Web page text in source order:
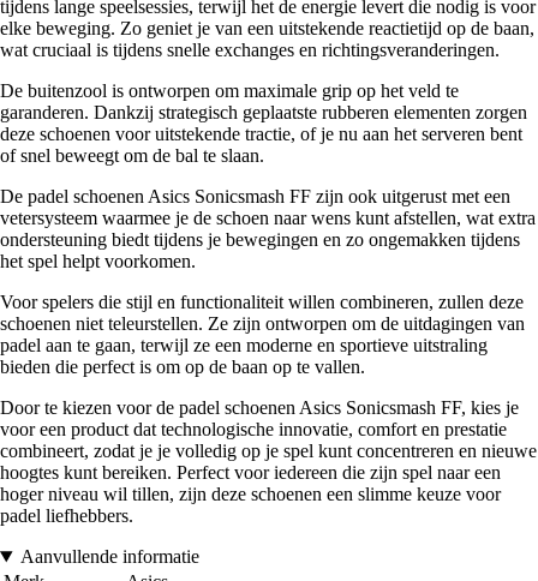
tijdens lange speelsessies, terwijl het de energie levert die nodig is voor
elke beweging. Zo geniet je van een uitstekende reactietijd op de baan,
wat cruciaal is tijdens snelle exchanges en richtingsveranderingen.
De buitenzool is ontworpen om maximale grip op het veld te
garanderen. Dankzij strategisch geplaatste rubberen elementen zorgen
deze schoenen voor uitstekende tractie, of je nu aan het serveren bent
of snel beweegt om de bal te slaan.
De padel schoenen Asics Sonicsmash FF zijn ook uitgerust met een
vetersysteem waarmee je de schoen naar wens kunt afstellen, wat extra
ondersteuning biedt tijdens je bewegingen en zo ongemakken tijdens
het spel helpt voorkomen.
Voor spelers die stijl en functionaliteit willen combineren, zullen deze
schoenen niet teleurstellen. Ze zijn ontworpen om de uitdagingen van
padel aan te gaan, terwijl ze een moderne en sportieve uitstraling
bieden die perfect is om op de baan op te vallen.
Door te kiezen voor de padel schoenen Asics Sonicsmash FF, kies je
voor een product dat technologische innovatie, comfort en prestatie
combineert, zodat je je volledig op je spel kunt concentreren en nieuwe
hoogtes kunt bereiken. Perfect voor iedereen die zijn spel naar een
hoger niveau wil tillen, zijn deze schoenen een slimme keuze voor
padel liefhebbers.
Aanvullende informatie